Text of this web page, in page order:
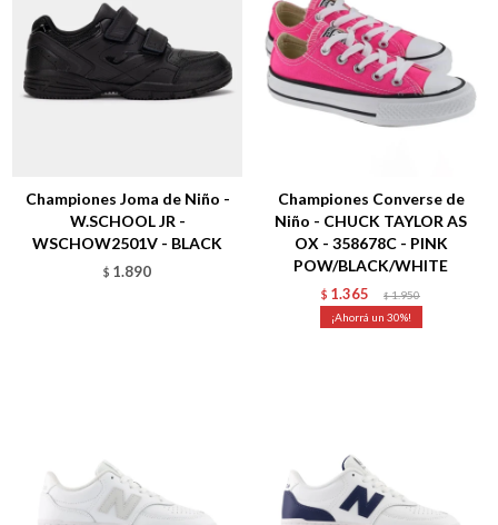
Championes Joma de Niño -
W.SCHOOL JR -
WSCHOW2501V - BLACK
$ 1.890
Championes Converse de
Niño - CHUCK TAYLOR AS
OX - 358678C - PINK
POW/BLACK/WHITE
$ 1.365 $ 1.950
30